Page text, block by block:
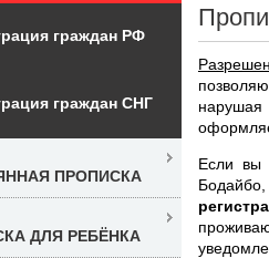
Если вы
граждан РФ
граждан СНГ
ПРОПИСКА
ДЛЯ РЕБЁНКА